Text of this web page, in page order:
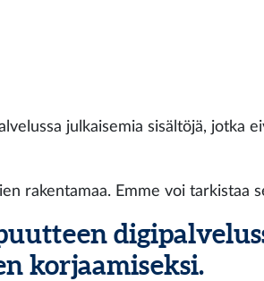
julkaisemia sisältöjä, jotka
rakentamaa. Emme voi tarkistaa
korjaamiseksi.